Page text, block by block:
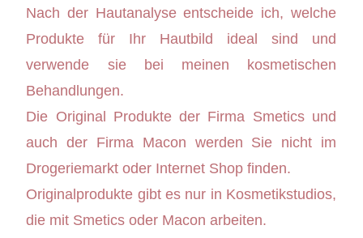
Nach der Hautanalyse entscheide ich, welche
Produkte für Ihr Hautbild ideal sind und
verwende sie bei meinen kosmetischen
Behandlungen.
Die Original Produkte der Firma Smetics und
auch der Firma Macon werden Sie nicht im
Drogeriemarkt oder Internet Shop finden.
Originalprodukte gibt es nur in Kosmetikstudios,
die mit Smetics oder Macon arbeiten.